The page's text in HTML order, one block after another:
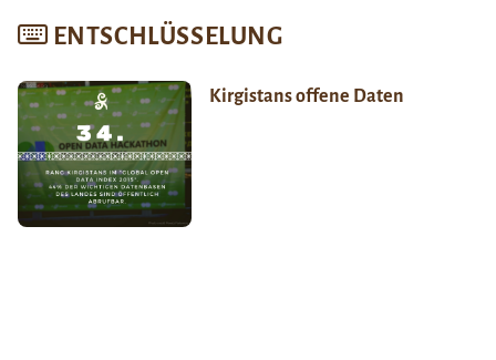
ENTSCHLÜSSELUNG
Kirgistans offene Daten